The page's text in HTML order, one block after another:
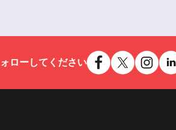
ローしてください